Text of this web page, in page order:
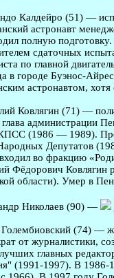
Калдейро (51) —
астронавт
полную
сдаточных
по главной
в городе Буэнос-
астронавтом,
Ковлягин (71) —
администрации
(1986 — 1989).
Депутатов
во фракцию
Фёдорович Ковлягин
области). Умер в
Николаев (90) —
(74) —
от журналистики,
главных
(1991-1997). В 1986-